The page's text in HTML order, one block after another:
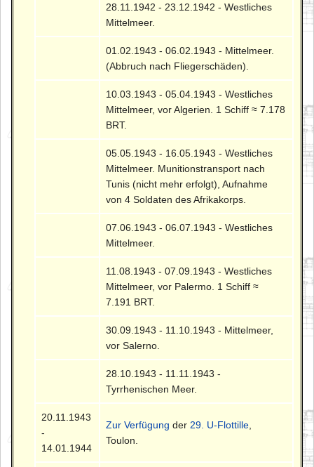
28.11.1942 - 23.12.1942 - Westliches
Mittelmeer.
01.02.1943 - 06.02.1943 - Mittelmeer.
(Abbruch nach Fliegerschäden).
10.03.1943 - 05.04.1943 - Westliches
Mittelmeer, vor Algerien. 1 Schiff ≈ 7.178
BRT.
05.05.1943 - 16.05.1943 - Westliches
Mittelmeer. Munitionstransport nach
Tunis (nicht mehr erfolgt), Aufnahme
von 4 Soldaten des Afrikakorps.
07.06.1943 - 06.07.1943 - Westliches
Mittelmeer.
11.08.1943 - 07.09.1943 - Westliches
Mittelmeer, vor Palermo. 1 Schiff ≈
7.191 BRT.
30.09.1943 - 11.10.1943 - Mittelmeer,
vor Salerno.
28.10.1943 - 11.11.1943 -
Tyrrhenischen Meer.
20.11.1943
-
14.01.1944
Zur Verfügung der 29. U-Flottille
Toulon.